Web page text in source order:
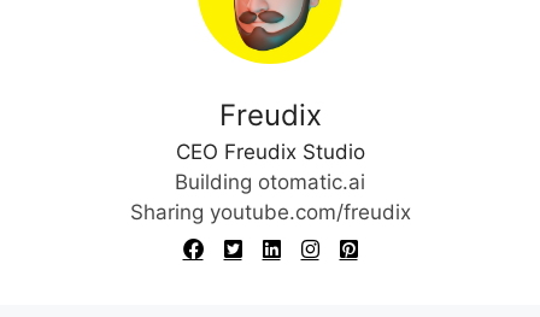
Freudix
CEO Freudix Studio
Building otomatic.ai
Sharing youtube.com/freudix